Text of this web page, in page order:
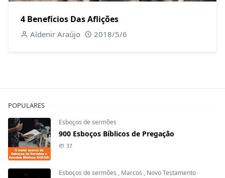
4 Benefícios Das Aflições
Aldenir Araújo 2018/5/6
POPULARES
Esboços de sermões
900 Esboços Bíblicos de Pregação
37
Esboços de sermões , Marcos , Novo Testamento